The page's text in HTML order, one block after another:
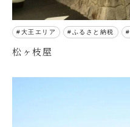
大王エリア ふるさと納税
松ヶ枝屋